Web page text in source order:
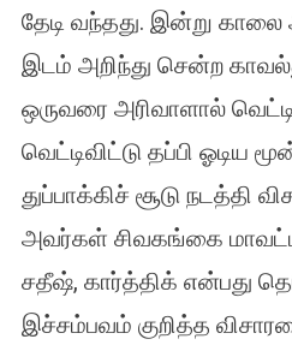
தேடி வந்தது. இன்று
இடம் அறிந்து சென்ற
ஒருவரை அரிவாளால்
வெட்டிவிட்டு தப்பி ஓடிய
துப்பாக்கிச் சூடு நடத்தி
அவர்கள் சிவகங்கை
சதீஷ், கார்த்திக் என்பது
இச்சம்பவம் குறித்த